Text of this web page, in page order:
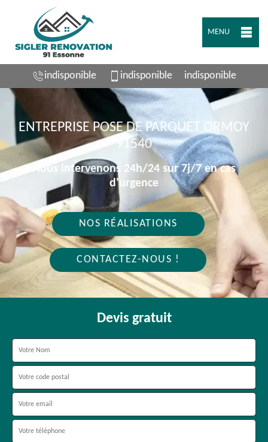
MENU
indisponible indisponible indisponible
ENTREPRISE POSE DE PARQUET ORMOY
91540
Nous intervenons 24h/24 sur 7j/7 en cas
d'urgence
NOS RÉALISATIONS
CONTACTEZ-NOUS !
Devis gratuit